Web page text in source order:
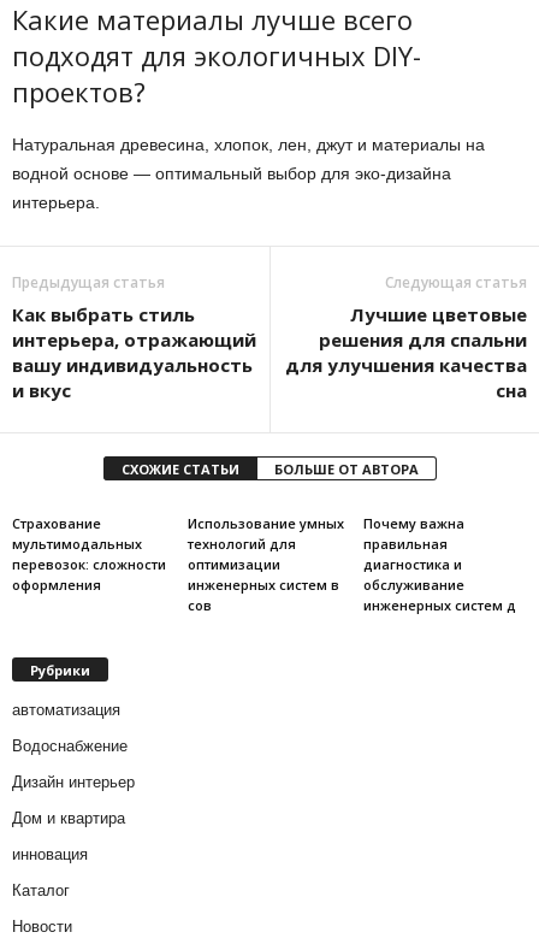
Какие материалы лучше всего
подходят для экологичных DIY-
проектов?
Натуральная древесина, хлопок, лен, джут и материалы на
водной основе — оптимальный выбор для эко-дизайна
интерьера.
Предыдущая статья
Как выбрать стиль
интерьера, отражающий
вашу индивидуальность
и вкус
Следующая статья
Лучшие цветовые
решения для спальни
для улучшения качества
сна
СХОЖИЕ СТАТЬИ БОЛЬШЕ ОТ АВТОРА
Страхование
мультимодальных
перевозок: сложности
оформления
Использование умных
технологий для
оптимизации
инженерных систем в
сов
Почему важна
правильная
диагностика и
обслуживание
инженерных систем д
Рубрики
автоматизация
Водоснабжение
Дизайн интерьер
Дом и квартира
инновация
Каталог
Новости